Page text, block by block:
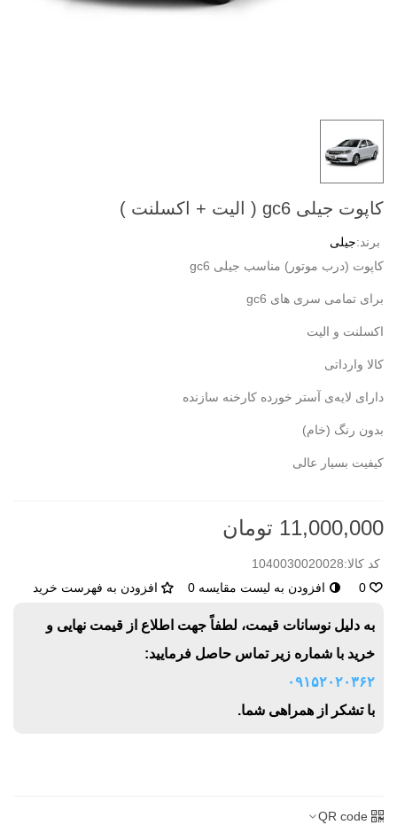
کاپوت جیلی gc6 ( الیت + اکسلنت )
برند:جیلی
کاپوت (درب موتور) مناسب جیلی gc6
برای تمامی سری های gc6
اکسلنت و الیت
کالا وارداتی
دارای لایه‌ی آستر خورده کارخنه سازنده
بدون رنگ (خام)
کیفیت بسیار عالی
11,000,000 تومان
کد کالا:1040030020028
0
افزودن به لیست مقایسه 0 افزودن به فهرست خرید
به دلیل نوسانات قیمت، لطفاً جهت اطلاع از قیمت نهایی و
خرید با شماره زیر تماس حاصل فرمایید:
۰۹۱۵۲۰۲۰۳۶۲
با تشکر از همراهی شما.
QR code